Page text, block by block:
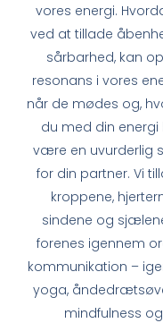
vores energi.
ved at tillade
sårbarhed, kan
resonans i vores
når de mødes og,
du med din energi
være en uvurderlig
for din partner. Vi
kroppene,
sindene og
forenes igennem
kommunikation –
yoga,
mindfulness og